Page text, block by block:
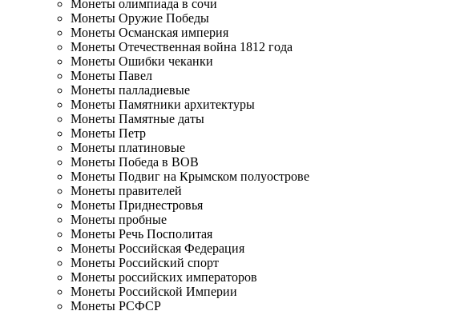
Монеты олимпиада в сочи
Монеты Оружие Победы
Монеты Османская империя
Монеты Отечественная война 1812 года
Монеты Ошибки чеканки
Монеты Павел
Монеты палладиевые
Монеты Памятники архитектуры
Монеты Памятные даты
Монеты Петр
Монеты платиновые
Монеты Победа в ВОВ
Монеты Подвиг на Крымском полуострове
Монеты правителей
Монеты Приднестровья
Монеты пробные
Монеты Речь Посполитая
Монеты Российская Федерация
Монеты Российский спорт
Монеты российских императоров
Монеты Российской Империи
Монеты РСФСР